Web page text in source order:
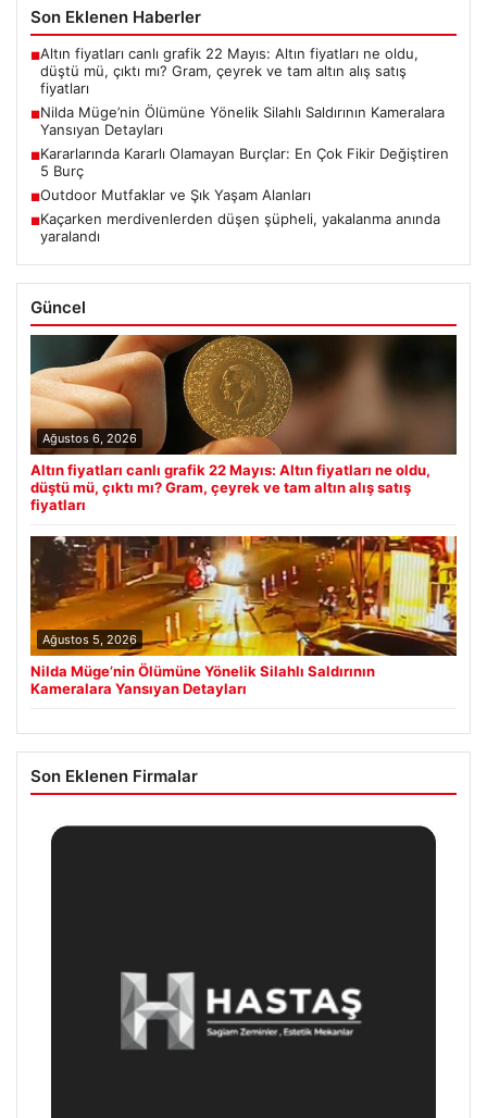
Son Eklenen Haberler
■Altın fiyatları canlı grafik 22 Mayıs: Altın fiyatları ne oldu,
düştü mü, çıktı mı? Gram, çeyrek ve tam altın alış satış
fiyatları
■Nilda Müge’nin Ölümüne Yönelik Silahlı Saldırının Kameralara
Yansıyan Detayları
■Kararlarında Kararlı Olamayan Burçlar: En Çok Fikir Değiştiren
5 Burç
■Outdoor Mutfaklar ve Şık Yaşam Alanları
■Kaçarken merdivenlerden düşen şüpheli, yakalanma anında
yaralandı
Güncel
Ağustos 6, 2026
Altın fiyatları canlı grafik 22 Mayıs: Altın fiyatları ne oldu,
düştü mü, çıktı mı? Gram, çeyrek ve tam altın alış satış
fiyatları
Ağustos 5, 2026
Nilda Müge’nin Ölümüne Yönelik Silahlı Saldırının
Kameralara Yansıyan Detayları
Son Eklenen Firmalar